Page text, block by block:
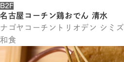
B2F
名古屋コーチン鶏おでん 清水
ナゴヤコーチントリオデン シミズ
和食